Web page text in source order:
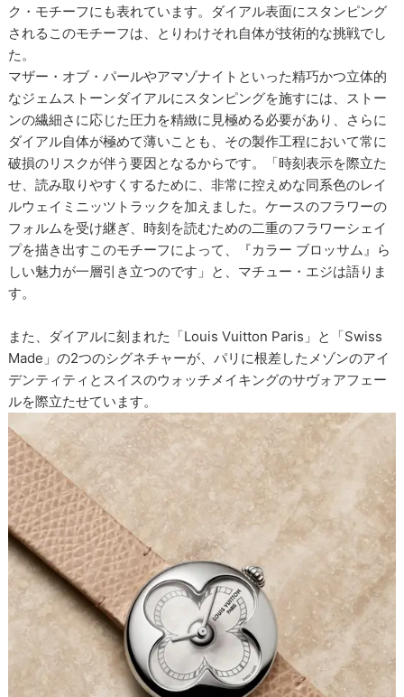
ク・モチーフにも表れています。ダイアル表面にスタンピング
されるこのモチーフは、とりわけそれ自体が技術的な挑戦でし
た。
マザー・オブ・パールやアマゾナイトといった精巧かつ立体的
なジェムストーンダイアルにスタンピングを施すには、ストー
ンの繊細さに応じた圧力を精緻に見極める必要があり、さらに
ダイアル自体が極めて薄いことも、その製作工程において常に
破損のリスクが伴う要因となるからです。「時刻表示を際立た
せ、読み取りやすくするために、非常に控えめな同系色のレイ
ルウェイミニッツトラックを加えました。ケースのフラワーの
フォルムを受け継ぎ、時刻を読むための二重のフラワーシェイ
プを描き出すこのモチーフによって、『カラー ブロッサム』ら
しい魅力が一層引き立つのです」と、マチュー・エジは語りま
す。
また、ダイアルに刻まれた「Louis Vuitton Paris」と「Swiss
Made」の2つのシグネチャーが、パリに根差したメゾンのアイ
デンティティとスイスのウォッチメイキングのサヴォアフェー
ルを際立たせています。